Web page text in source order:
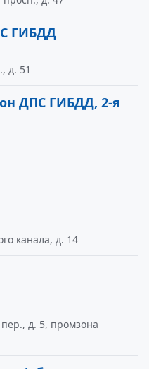
ГИБДД
д. 51
ДПС ГИБДД, 2-я
канала, д. 14
д. 5, промзона